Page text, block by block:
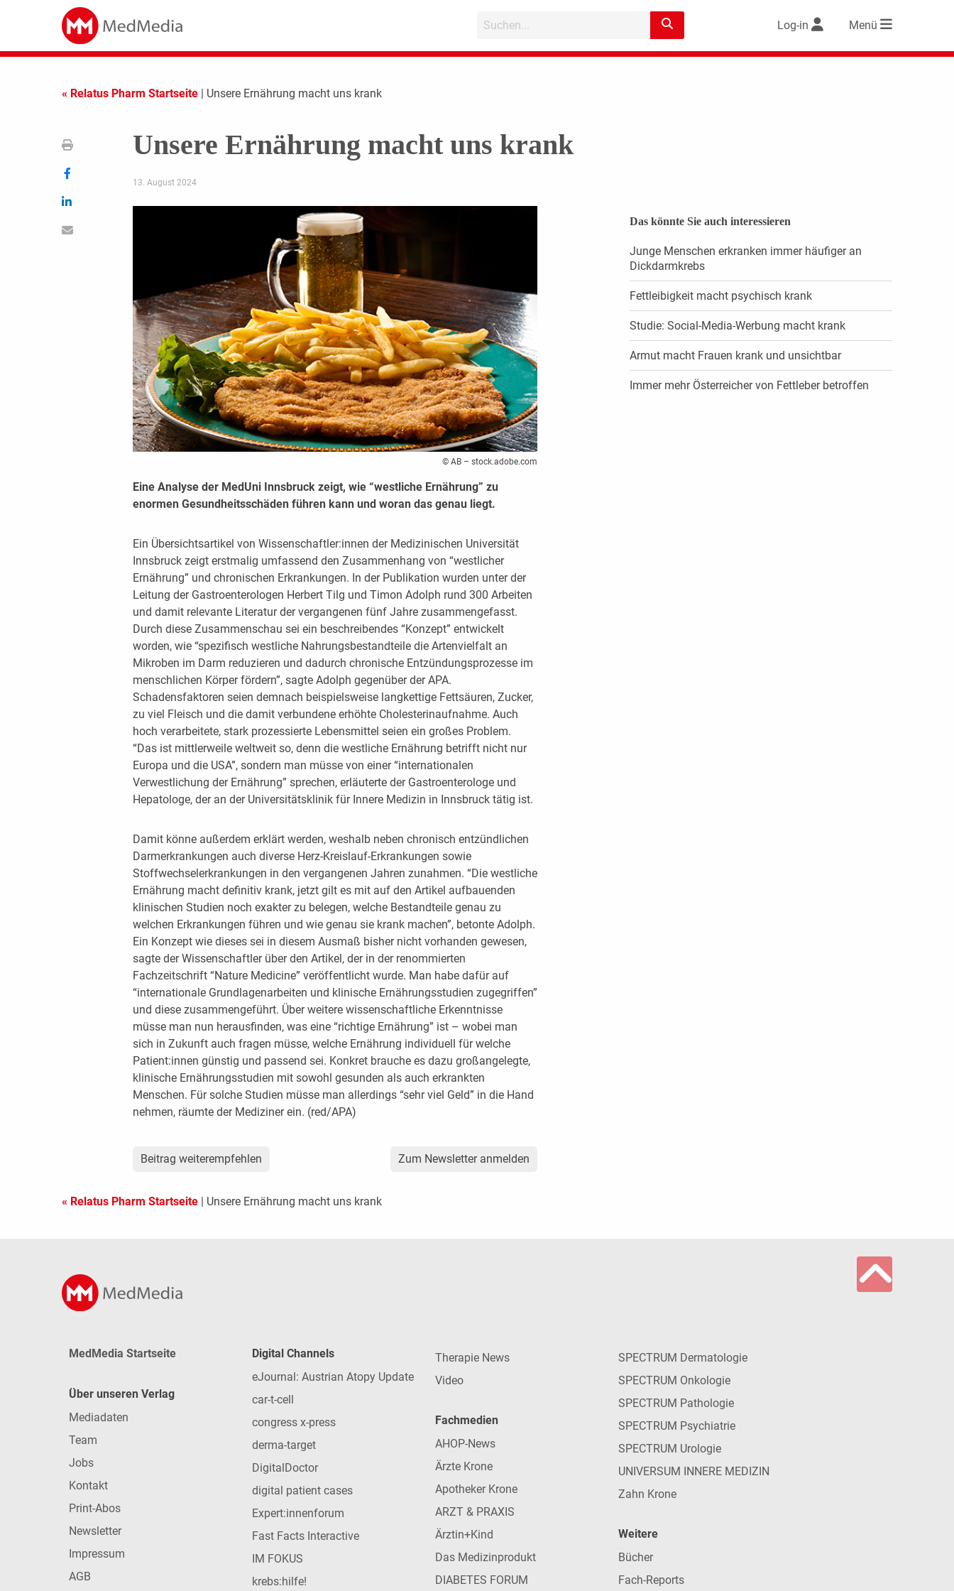
Log-in Menü
« Relatus Pharm Startseite | Unsere Ernährung macht uns krank
Unsere Ernährung macht uns krank
13. August 2024
© AB – stock.adobe.com
Eine Analyse der MedUni Innsbruck zeigt, wie “westliche Ernährung” zu
enormen Gesundheitsschäden führen kann und woran das genau liegt.
Ein Übersichtsartikel von Wissenschaftler:innen der Medizinischen Universität
Innsbruck zeigt erstmalig umfassend den Zusammenhang von “westlicher
Ernährung” und chronischen Erkrankungen. In der Publikation wurden unter der
Leitung der Gastroenterologen Herbert Tilg und Timon Adolph rund 300 Arbeiten
und damit relevante Literatur der vergangenen fünf Jahre zusammengefasst.
Durch diese Zusammenschau sei ein beschreibendes “Konzept” entwickelt
worden, wie “spezifisch westliche Nahrungsbestandteile die Artenvielfalt an
Mikroben im Darm reduzieren und dadurch chronische Entzündungsprozesse im
menschlichen Körper fördern”, sagte Adolph gegenüber der APA.
Schadensfaktoren seien demnach beispielsweise langkettige Fettsäuren, Zucker,
zu viel Fleisch und die damit verbundene erhöhte Cholesterinaufnahme. Auch
hoch verarbeitete, stark prozessierte Lebensmittel seien ein großes Problem.
“Das ist mittlerweile weltweit so, denn die westliche Ernährung betrifft nicht nur
Europa und die USA”, sondern man müsse von einer “internationalen
Verwestlichung der Ernährung” sprechen, erläuterte der Gastroenterologe und
Hepatologe, der an der Universitätsklinik für Innere Medizin in Innsbruck tätig ist.
Damit könne außerdem erklärt werden, weshalb neben chronisch entzündlichen
Darmerkrankungen auch diverse Herz-Kreislauf-Erkrankungen sowie
Stoffwechselerkrankungen in den vergangenen Jahren zunahmen. “Die westliche
Ernährung macht definitiv krank, jetzt gilt es mit auf den Artikel aufbauenden
klinischen Studien noch exakter zu belegen, welche Bestandteile genau zu
welchen Erkrankungen führen und wie genau sie krank machen”, betonte Adolph.
Ein Konzept wie dieses sei in diesem Ausmaß bisher nicht vorhanden gewesen,
sagte der Wissenschaftler über den Artikel, der in der renommierten
Fachzeitschrift “Nature Medicine” veröffentlicht wurde. Man habe dafür auf
“internationale Grundlagenarbeiten und klinische Ernährungsstudien zugegriffen”
und diese zusammengeführt. Über weitere wissenschaftliche Erkenntnisse
müsse man nun herausfinden, was eine “richtige Ernährung” ist – wobei man
sich in Zukunft auch fragen müsse, welche Ernährung individuell für welche
Patient:innen günstig und passend sei. Konkret brauche es dazu großangelegte,
klinische Ernährungsstudien mit sowohl gesunden als auch erkrankten
Menschen. Für solche Studien müsse man allerdings “sehr viel Geld” in die Hand
nehmen, räumte der Mediziner ein. (red/APA)
Beitrag weiterempfehlen Zum Newsletter anmelden
Das könnte Sie auch interessieren
Junge Menschen erkranken immer häufiger an
Dickdarmkrebs
Fettleibigkeit macht psychisch krank
Studie: Social-Media-Werbung macht krank
Armut macht Frauen krank und unsichtbar
Immer mehr Österreicher von Fettleber betroffen
« Relatus Pharm Startseite | Unsere Ernährung macht uns krank
MedMedia Startseite
Über unseren Verlag
Mediadaten
Team
Jobs
Kontakt
Print-Abos
Newsletter
Impressum
AGB
Digital Channels
eJournal: Austrian Atopy Update
car-t-cell
congress x-press
derma-target
DigitalDoctor
digital patient cases
Expert:innenforum
Fast Facts Interactive
IM FOKUS
krebs:hilfe!
Therapie News
Video
Fachmedien
AHOP-News
Ärzte Krone
Apotheker Krone
ARZT & PRAXIS
Ärztin+Kind
Das Medizinprodukt
DIABETES FORUM
SPECTRUM Dermatologie
SPECTRUM Onkologie
SPECTRUM Pathologie
SPECTRUM Psychiatrie
SPECTRUM Urologie
UNIVERSUM INNERE MEDIZIN
Zahn Krone
Weitere
Bücher
Fach-Reports